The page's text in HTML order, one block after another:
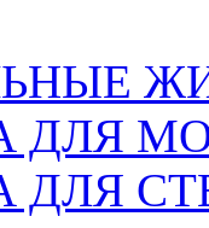
ДЛЯ
ДЛЯ